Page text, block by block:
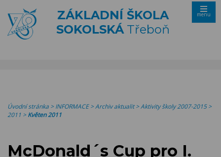
ZÁKLADNÍ ŠKOLA
SOKOLSKÁTřeboň
menu
Úvodní stránka >INFORMACE>Archiv aktualit>Aktivity školy 2007-2015>
2011 >Květen 2011
McDonald´s Cup pro I.